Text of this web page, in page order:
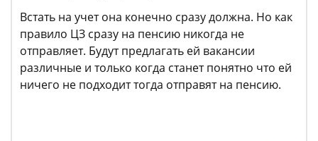
Встать на учет она конечно сразу должна. Но как
правило ЦЗ сразу на пенсию никогда не
отправляет. Будут предлагать ей вакансии
различные и только когда станет понятно что ей
ничего не подходит тогда отправят на пенсию.